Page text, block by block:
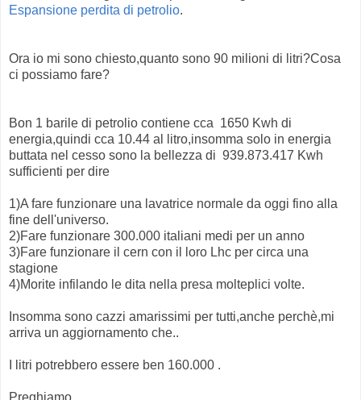
Espansione perdita di petrolio.
Ora io mi sono chiesto,quanto sono 90 milioni di litri?Cosa
ci possiamo fare?
Bon 1 barile di petrolio contiene cca 1650 Kwh di
energia,quindi cca 10.44 al litro,insomma solo in energia
buttata nel cesso sono la bellezza di 939.873.417 Kwh
sufficienti per dire
1)A fare funzionare una lavatrice normale da oggi fino alla
fine dell'universo.
2)Fare funzionare 300.000 italiani medi per un anno
3)Fare funzionare il cern con il loro Lhc per circa una
stagione
4)Morite infilando le dita nella presa molteplici volte.
Insomma sono cazzi amarissimi per tutti,anche perchè,mi
arriva un aggiornamento che..
I litri potrebbero essere ben 160.000 .
Preghiamo.